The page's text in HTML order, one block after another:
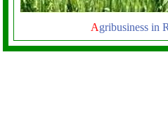
Agribusiness in